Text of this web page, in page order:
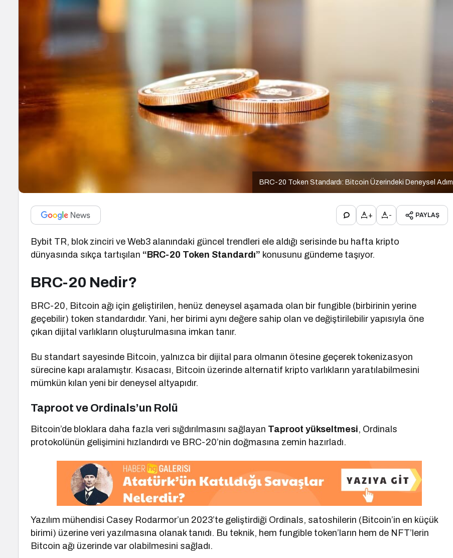
BRC-20 Token Standardı: Bitcoin Üzerindeki Deneysel Adım
+ - PAYLAŞ
Bybit TR, blok zinciri ve Web3 alanındaki güncel trendleri ele aldığı serisinde bu hafta kripto
dünyasında sıkça tartışılan “BRC-20 Token Standardı” konusunu gündeme taşıyor.
BRC-20 Nedir?
BRC-20, Bitcoin ağı için geliştirilen, henüz deneysel aşamada olan bir fungible (birbirinin yerine
geçebilir) token standardıdır. Yani, her birimi aynı değere sahip olan ve değiştirilebilir yapısıyla öne
çıkan dijital varlıkların oluşturulmasına imkan tanır.
Bu standart sayesinde Bitcoin, yalnızca bir dijital para olmanın ötesine geçerek tokenizasyon
sürecine kapı aralamıştır. Kısacası, Bitcoin üzerinde alternatif kripto varlıkların yaratılabilmesini
mümkün kılan yeni bir deneysel altyapıdır.
Taproot ve Ordinals’un Rolü
Bitcoin’de bloklara daha fazla veri sığdırılmasını sağlayan Taproot yükseltmesi, Ordinals
protokolünün gelişimini hızlandırdı ve BRC-20’nin doğmasına zemin hazırladı.
Yazılım mühendisi Casey Rodarmor’un 2023’te geliştirdiği Ordinals, satoshilerin (Bitcoin’in en küçük
birimi) üzerine veri yazılmasına olanak tanıdı. Bu teknik, hem fungible token’ların hem de NFT’lerin
Bitcoin ağı üzerinde var olabilmesini sağladı.